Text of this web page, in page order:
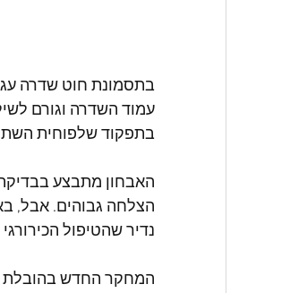
עמוד השדרה וגורם
בתפקוד שלפוחית
נדיר שהטיפול
המחקר החדש בהובלת